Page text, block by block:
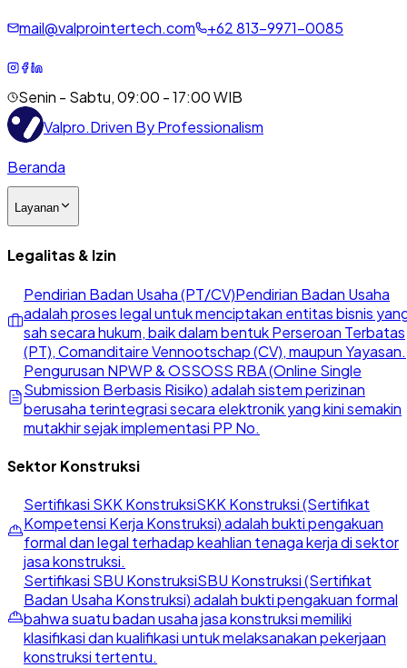
mail@valprointertech.com +62813-9971-0085
Senin - Sabtu, 09:00 - 17:00 WIB
Valpro.Driven By Professionalism
Beranda
Layanan
Legalitas & Izin
Pendirian Badan Usaha (PT/CV)Pendirian Badan Usaha
adalah proses legal untuk menciptakan entitas bisnis
sah secara hukum, baik dalam bentuk Perseroan Terbatas
(PT), Comanditaire Vennootschap (CV), maupun Yayasan.
Pengurusan NPWP & OSSOSS RBA (Online Single
Submission Berbasis Risiko) adalah sistem perizinan
berusaha terintegrasi secara elektronik yang kini semakin
mutakhir sejak implementasi PP No.
Sektor Konstruksi
Sertifikasi SKK KonstruksiSKK Konstruksi (Sertifikat
Kompetensi Kerja Konstruksi) adalah bukti pengakuan
formal dan legal terhadap keahlian tenaga kerja di sektor
jasa konstruksi.
Sertifikasi SBU KonstruksiSBU Konstruksi (Sertifikat
Badan Usaha Konstruksi) adalah bukti pengakuan formal
bahwa suatu badan usaha jasa konstruksi memiliki
klasifikasi dan kualifikasi untuk melaksanakan pekerjaan
konstruksi tertentu.